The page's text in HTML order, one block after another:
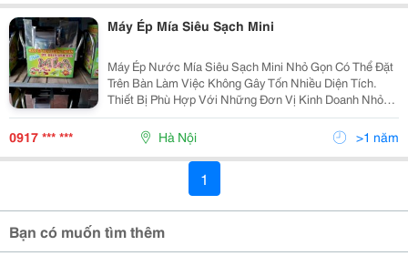
Máy Ép Mía Siêu Sạch Mini
Máy Ép Nước Mía Siêu Sạch Mini Nhỏ Gọn Có Thể Đặt
Trên Bàn Làm Việc Không Gây Tốn Nhiều Diện Tích.
Thiết Bị Phù Hợp Với Những Đơn Vị Kinh Doanh Nhỏ
Lẻ, Thao Tác Làm Việc Đơn Giản Và An Toàn. Khả
Năng Ép Kiệt Nước...
0917 *** *** Hà Nội >1 năm
1
Bạn có muốn tìm thêm